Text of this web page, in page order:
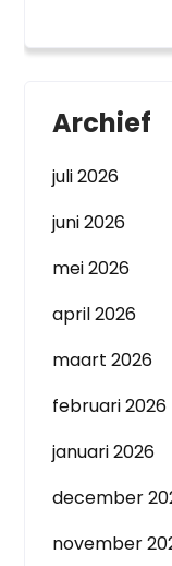
Archief
juli 2026
juni 2026
mei 2026
april 2026
maart 2026
februari 2026
januari 2026
december
november